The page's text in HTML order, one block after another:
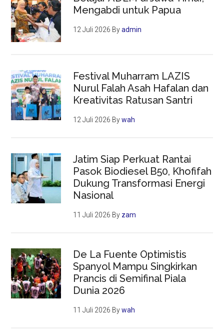
Mengabdi untuk Papua
12 Juli 2026 Byadmin
Festival Muharram LAZIS
Nurul Falah Asah Hafalan dan
Kreativitas Ratusan Santri
12 Juli 2026 Bywah
Jatim Siap Perkuat Rantai
Pasok Biodiesel B50, Khofifah
Dukung Transformasi Energi
Nasional
11 Juli 2026 By zam
De La Fuente Optimistis
Spanyol Mampu Singkirkan
Prancis di Semifinal Piala
Dunia 2026
11 Juli 2026 Bywah